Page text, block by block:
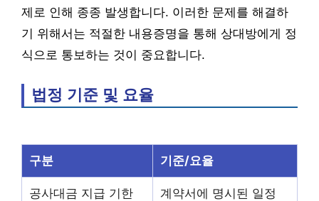
제로 인해 종종 발생합니다. 이러한 문제를 해결하
기 위해서는 적절한 내용증명을 통해 상대방에게 정
식으로 통보하는 것이 중요합니다.
법정 기준 및 요율
구분 기준/요율
공사대금 지급 기한 계약서에 명시된 일정